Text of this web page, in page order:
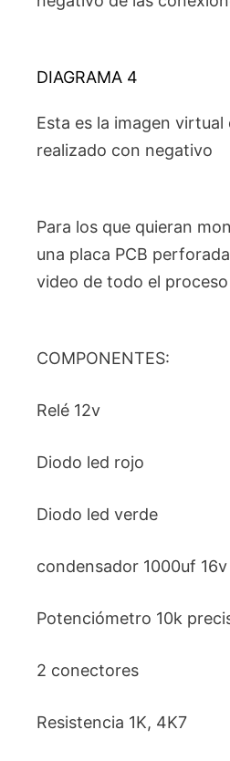
DIAGRAMA 4
Esta es la imagen
realizado con negativo
Para los que quieran
una placa PCB
video de todo el proceso
COMPONENTES:
Relé 12v
Diodo led rojo
Diodo led verde
condensador 1000uf 16v
Potenciómetro 10k
2 conectores
Resistencia 1K, 4K7